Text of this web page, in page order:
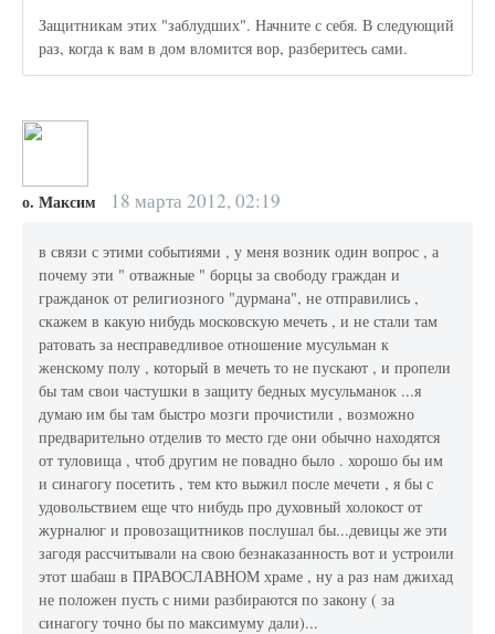
Защитникам этих "заблудших". Начните с себя. В следующий
раз, когда к вам в дом вломится вор, разберитесь сами.
о. Максим 18 марта 2012, 02:19
в связи с этими событиями , у меня возник один вопрос , а
почему эти " отважные " борцы за свободу граждан и
гражданок от религиозного "дурмана", не отправились ,
скажем в какую нибудь московскую мечеть , и не стали там
ратовать за несправедливое отношение мусульман к
женскому полу , который в мечеть то не пускают , и пропели
бы там свои частушки в защиту бедных мусульманок ...я
думаю им бы там быстро мозги прочистили , возможно
предварительно отделив то место где они обычно находятся
от туловища , чтоб другим не повадно было . хорошо бы им
и синагогу посетить , тем кто выжил после мечети , я бы с
удовольствием еще что нибудь про духовный холокост от
журналюг и провозащитников послушал бы...девицы же эти
загодя рассчитывали на свою безнаказанность вот и устроили
этот шабаш в ПРАВОСЛАВНОМ храме , ну а раз нам джихад
не положен пусть с ними разбираются по закону ( за
синагогу точно бы по максимуму дали)...